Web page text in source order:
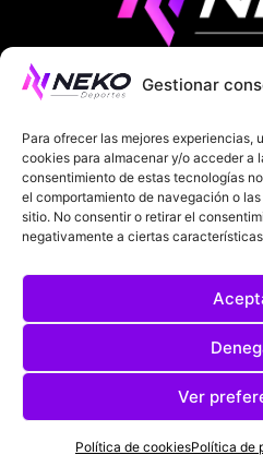
Gestionar
Para ofrecer las mejores experiencias,
cookies para almacenar y/o acceder a
consentimiento de estas tecnologías
el comportamiento de navegación o
sitio. No consentir o retirar el
negativamente a ciertas
Ver
Política de cookiesPolítica de
ÚLTIMAS NOTICIAS
LA LIGA MUNDIAL 2026
SOBRE
POLÍTICA DE